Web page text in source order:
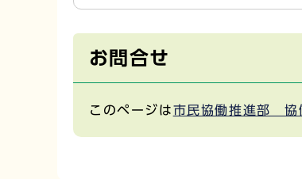
お問合せ
このページは市民協働推進部 協